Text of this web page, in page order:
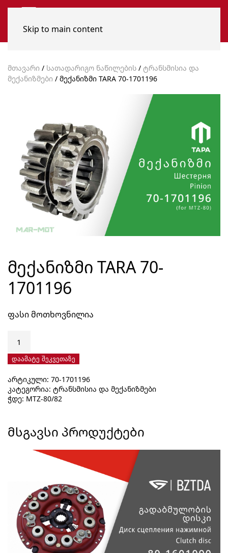
Skip to main content
მთავარი / სათადარიგო ნაწილების / ტრანსმისია და
მექანიზმები / მექანიზმი TARA 70-1701196
ᲛᲔᲥᲐᲜᲘᲖᲛᲘ TARA 70-
1701196
ფასი მოთხოვნილია
მექანიზმი
TARA
1701196
დაამატე შეკვეთაზე
არტიკული: 70-1701196
კატეგორია: ტრანსმისია და მექანიზმები
ჭდე: MTZ-80/82
ᲛᲡᲒᲐᲕᲡᲘ ᲞᲠᲝᲓᲣᲥᲢᲔᲑᲘ